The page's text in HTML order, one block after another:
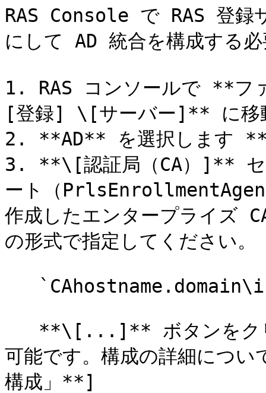
RAS Console で RAS 登録
にして AD 統合を構成する
1. RAS コンソールで
[登録] \[サーバー]** に移
2. **AD** を選択します
3. **\[認証局（CA）]** セ
ート（
作成したエンタープライズ
の形式で指定してください。
可能です。構成の詳細につ
構成」**]